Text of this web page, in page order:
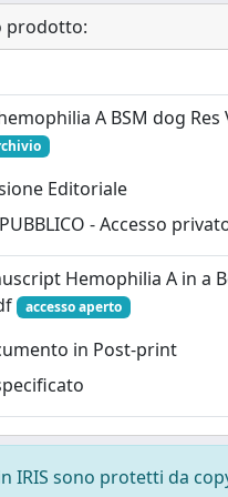
prodotto:
A BSM dog Res
Editoriale
- Accesso
Hemophilia A in a
accesso aperto
in Post-print
IRIS sono protetti da